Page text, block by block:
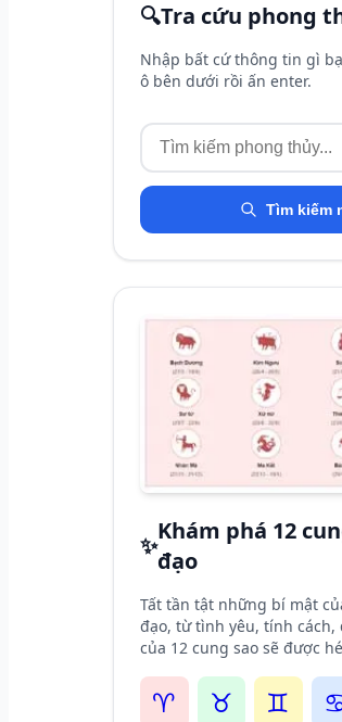
🔍Tra cứu phong
Nhập bất cứ thông tin gì
ô bên dưới rồi ấn enter.
Tìm kiếm
✨
Khám phá 12
đạo
Tất tần tật những bí mật
đạo, từ tình yêu, tính cách,
của 12 cung sao sẽ được
♈ ♉ ♊